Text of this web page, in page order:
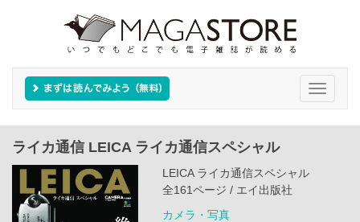
Toggle
ライカ通信 LEICA ライカ通信スペシャル
LEICA ライカ通信スペシャル
全161ページ / エイ出版社
カメラ・写真